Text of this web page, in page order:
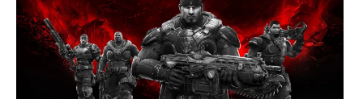
Homemade Studio
Blender Training